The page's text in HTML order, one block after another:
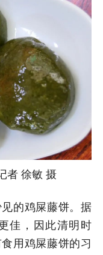
者 徐敏 摄
的鸡屎藤饼。据
佳，因此清明时
用鸡屎藤饼的习